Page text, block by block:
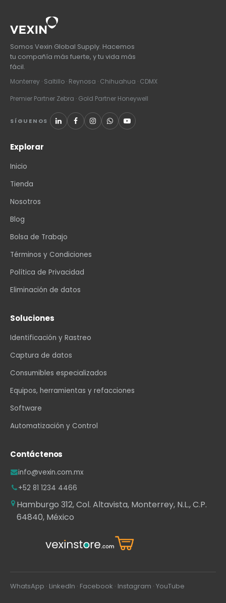
Somos Vexin Global Supply. Hacemos
tu compañía más fuerte, y tu vida más
fácil.
Monterrey · Saltillo · Reynosa · Chihuahua · CDMX
Premier Partner Zebra · Gold Partner Honeywell
SÍGUENOS
Explorar
Inicio
Tienda
Nosotros
Blog
Bolsa de Trabajo
Términos y Condiciones
Política de Privacidad
Eliminación de datos
Soluciones
Identificación y Rastreo
Captura de datos
Consumibles especializados
Equipos, herramientas y refacciones
Software
Automatización y Control
Contáctenos
info@vexin.com.mx
+52 81 1234 4466
Hamburgo 312, Col. Altavista, Monterrey, N.L., C.P.
64840, México
WhatsApp · LinkedIn · Facebook · Instagram · YouTube